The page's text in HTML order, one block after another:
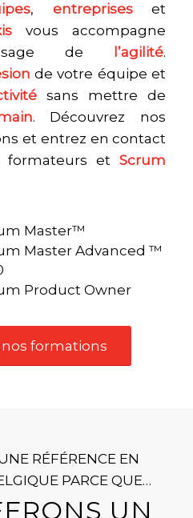
, entrepriseset
vous accompagne
de
l’agilité.
de votre équipe et
sans mettre de
. Découvrez nos
et entrez en contact
formateurs etScrum
Master™️
Master Advanced ™️
Product Owner
formations
RÉFÉRENCE EN
PARCE QUE…
UN